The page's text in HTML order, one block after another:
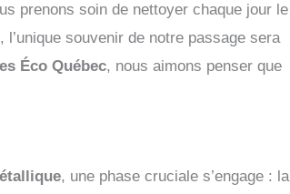
prenons soin de nettoyer chaque jour le
souvenir de notre passage sera
Éco Québec, nous aimons penser que
, une phase cruciale s’engage : la